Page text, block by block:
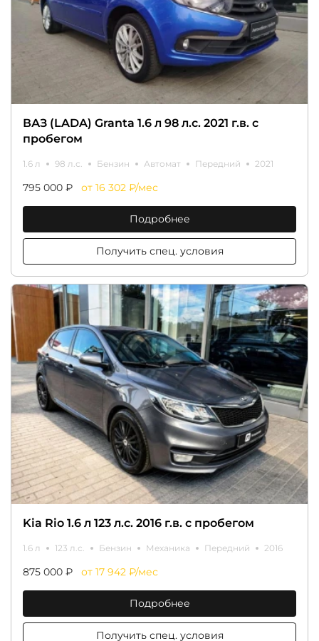
ВАЗ (LADA) Granta 1.6 л 98 л.с. 2021 г.в. с
пробегом
1.6 л 98 л.с. Бензин Автомат Передний 2021
795 000 ₽ от 16 302 ₽/мес
Подробнее
Получить спец. условия
Kia Rio 1.6 л 123 л.с. 2016 г.в. с пробегом
1.6 л 123 л.с. Бензин Механика Передний 2016
875 000 ₽ от 17 942 ₽/мес
Подробнее
Получить спец. условия